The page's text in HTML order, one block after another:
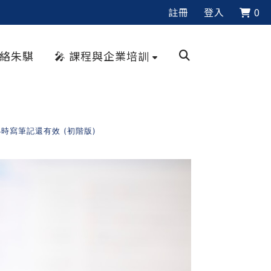
註冊 登入 0
朱騏 🎤 課程與企業培訓
寫筆記還有效 (初階版)